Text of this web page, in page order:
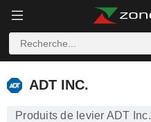
ADT INC.
ADT INC.
Produits de levier ADT Inc.